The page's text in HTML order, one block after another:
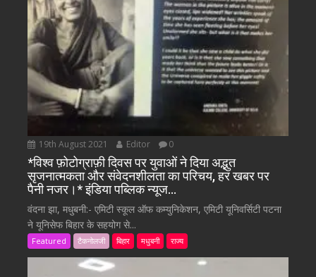
19th August 2021 Editor 0
*विश्व फ़ोटोग्राफ़ी दिवस पर युवाओं ने दिया अद्भुत
सृजनात्मकता और संवेदनशीलता का परिचय, हर खबर पर
पैनी नजर।* इंडिया पब्लिक न्यूज…
वंदना झा, मधुबनी:- एमिटी स्कूल ऑफ कम्युनिकेशन, एमिटी यूनिवर्सिटी पटना
ने यूनिसेफ बिहार के सहयोग से...
Featured टैकनोलजी बिहार मधुबनी राज्य